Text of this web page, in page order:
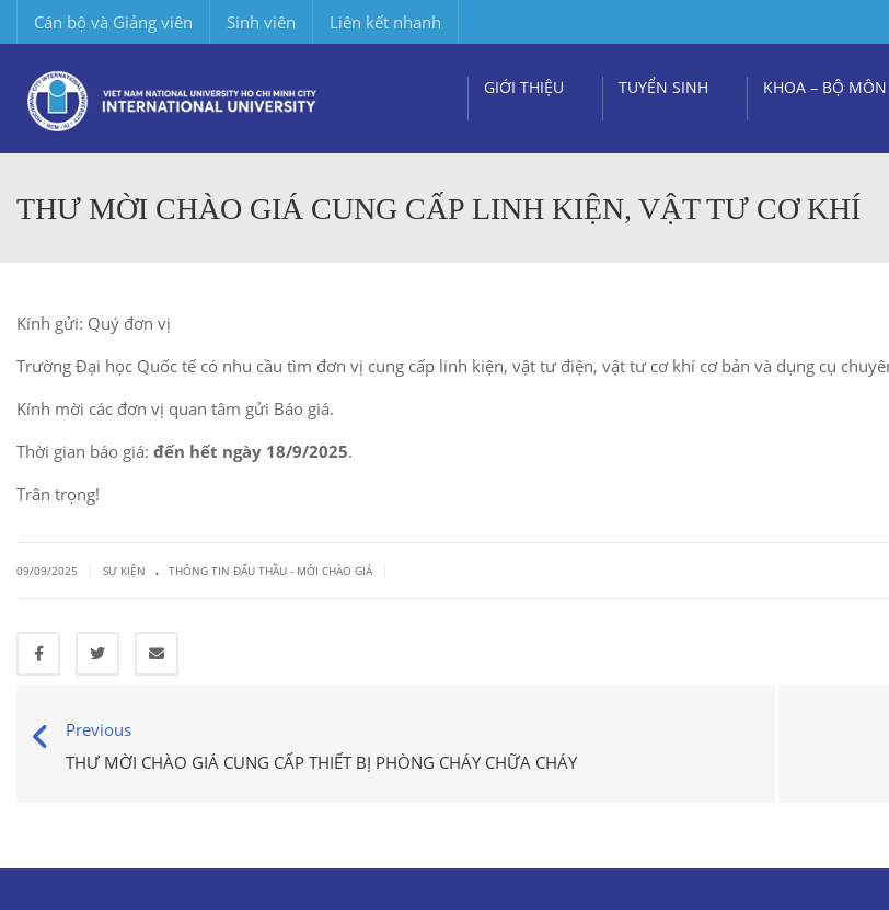
Cán bộ và Giảng viên Sinh viên Liên kết nhanh
GIỚI THIỆU TUYỂN SINH KHOA – BỘ MÔN
THƯ MỜI CHÀO GIÁ CUNG CẤP LINH KIỆN, VẬT TƯ CƠ KHÍ
Kính gửi: Quý đơn vị
Trường Đại học Quốc tế có nhu cầu tìm đơn vị cung cấp linh kiện, vật tư điện, vật tư cơ khí cơ bản và dụng cụ
Kính mời các đơn vị quan tâm gửi Báo giá.
Thời gian báo giá: đến hết ngày 18/9/2025.
Trân trọng!
09/09/2025 SỰ KIỆN . THÔNG TIN ĐẤU THẦU - MỜI CHÀO GIÁ
Previous
THƯ MỜI CHÀO GIÁ CUNG CẤP THIẾT BỊ PHÒNG CHÁY CHỮA CHÁY